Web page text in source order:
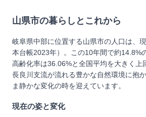
山県市の暮らしとこれから
岐阜県中部に位置する山県市の人口は、
本台帳2023年）。この10年間で約14.8%
高齢化率は36.06%と全国平均を大きく上
長良川支流が流れる豊かな自然環境に抱
ま静かな変化の時を迎えています。
現在の姿と変化